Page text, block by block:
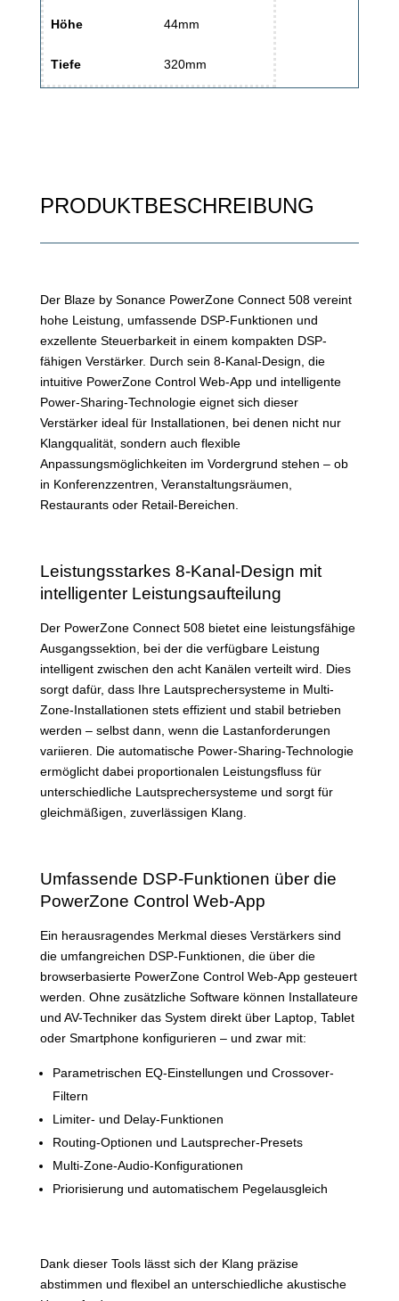
Höhe 44mm
Tiefe 320mm
PRODUKTBESCHREIBUNG
Der Blaze by Sonance PowerZone Connect 508 vereint
hohe Leistung, umfassende DSP-Funktionen und
exzellente Steuerbarkeit in einem kompakten DSP-
fähigen Verstärker. Durch sein 8-Kanal-Design, die
intuitive PowerZone Control Web-App und intelligente
Power-Sharing-Technologie eignet sich dieser
Verstärker ideal für Installationen, bei denen nicht nur
Klangqualität, sondern auch flexible
Anpassungsmöglichkeiten im Vordergrund stehen – ob
in Konferenzzentren, Veranstaltungsräumen,
Restaurants oder Retail-Bereichen.
Leistungsstarkes 8-Kanal-Design mit
intelligenter Leistungsaufteilung
Der PowerZone Connect 508 bietet eine leistungsfähige
Ausgangssektion, bei der die verfügbare Leistung
intelligent zwischen den acht Kanälen verteilt wird. Dies
sorgt dafür, dass Ihre Lautsprechersysteme in Multi-
Zone-Installationen stets effizient und stabil betrieben
werden – selbst dann, wenn die Lastanforderungen
variieren. Die automatische Power-Sharing-Technologie
ermöglicht dabei proportionalen Leistungsfluss für
unterschiedliche Lautsprechersysteme und sorgt für
gleichmäßigen, zuverlässigen Klang.
Umfassende DSP-Funktionen über die
PowerZone Control Web-App
Ein herausragendes Merkmal dieses Verstärkers sind
die umfangreichen DSP-Funktionen, die über die
browserbasierte PowerZone Control Web-App gesteuert
werden. Ohne zusätzliche Software können Installateure
und AV-Techniker das System direkt über Laptop, Tablet
oder Smartphone konfigurieren – und zwar mit:
Parametrischen EQ-Einstellungen und Crossover-
Filtern
Limiter- und Delay-Funktionen
Routing-Optionen und Lautsprecher-Presets
Multi-Zone-Audio-Konfigurationen
Priorisierung und automatischem Pegelausgleich
Dank dieser Tools lässt sich der Klang präzise
abstimmen und flexibel an unterschiedliche akustische